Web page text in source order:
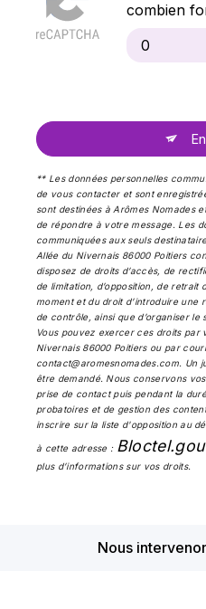
combien
** Les données personnelles
de vous contacter et sont
sont destinées à Arômes Nomades
de répondre à votre message. Les
communiquées aux seuls
Allée du Nivernais 86000 Poitiers
disposez de droits d’accès, de
de limitation, d’opposition, de
moment et du droit d’introduire une
de contrôle, ainsi que d’organiser
Vous pouvez exercer ces droits par
Nivernais 86000 Poitiers ou par
contact@aromesnomades.com. Un
être demandé. Nous conservons
prise de contact puis pendant la
probatoires et de gestion des
inscrire sur la liste d'opposition au
à cette adresse :
plus d’informations sur vos droits.
Nous